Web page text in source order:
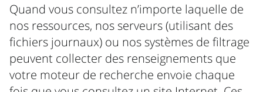
Quand vous consultez n’importe laquelle de
nos ressources, nos serveurs (utilisant des
fichiers journaux) ou nos systèmes de filtrage
peuvent collecter des renseignements que
votre moteur de recherche envoie chaque